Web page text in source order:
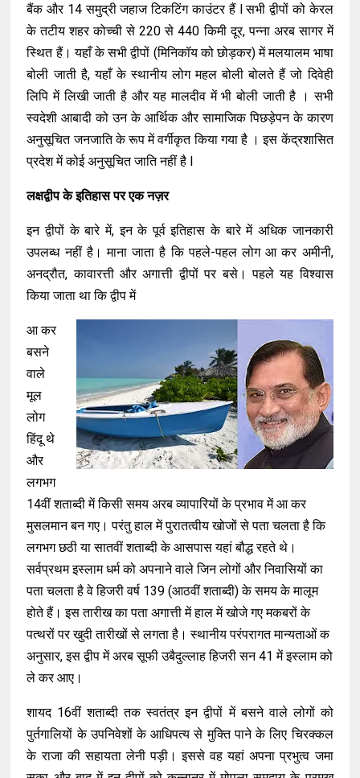
बैंक और 14 समुद्री जहाज टिकटिंग काउंटर हैं l सभी द्वीपों को केरल
के तटीय शहर कोच्ची से 220 से 440 किमी दूर, पन्ना अरब सागर में
स्थित हैं। यहाँ के सभी द्वीपों (मिनिकॉय को छोड़कर) में मलयालम भाषा
बोली जाती है, यहाँ के स्थानीय लोग महल बोली बोलते हैं जो दिवेही
लिपि में लिखी जाती है और यह मालदीव में भी बोली जाती है । सभी
स्वदेशी आबादी को उन के आर्थिक और सामाजिक पिछड़ेपन के कारण
अनुसूचित जनजाति के रूप में वर्गीकृत किया गया है । इस केंद्रशासित
प्रदेश में कोई अनुसूचित जाति नहीं है l
लक्षद्वीप केइतिहास पर एक नज़र
इन द्वीपों के बारे में, इन के पूर्व इतिहास के बारे में अधिक जानकारी
उपलब्ध नहीं है। माना जाता है कि पहले-पहल लोग आ कर अमीनी,
अनद्रौत, कावारत्ती और अगात्ती द्वीपों पर बसे। पहले यह विश्वास
किया जाता था कि द्वीप में
आ कर
बसने
वाले
मूल
लोग
हिंदू थे
और
लगभग
14वीं शताब्दी में किसी समय अरब व्यापारियों के प्रभाव में आ कर
मुसलमान बन गए। परंतु हाल में पुरातत्वीय खोजों से पता चलता है कि
लगभग छठी या सातवीं शताब्दी के आसपास यहां बौद्ध रहते थे।
सर्वप्रथम इस्लाम धर्म को अपनाने वाले जिन लोगों और निवासियों का
पता चलता है वे हिजरी वर्ष 139 (आठवीं शताब्दी) के समय के मालूम
होते हैं। इस तारीख का पता अगात्ती में हाल में खोजे गए मकबरों के
पत्थरों पर खुदी तारीखों से लगता है। स्थानीय परंपरागत मान्यताओं क
अनुसार, इस द्वीप में अरब सूफी उबैदुल्लाह हिजरी सन 41 में इस्लाम को
ले कर आए।
शायद 16वीं शताब्दी तक स्वतंत्र इन द्वीपों में बसने वाले लोगों को
पुर्तगालियों के उपनिवेशों के आधिपत्य से मुक्ति पाने के लिए चिरक्कल
के राजा की सहायता लेनी पड़ी। इससे वह यहां अपना प्रभुत्व जमा